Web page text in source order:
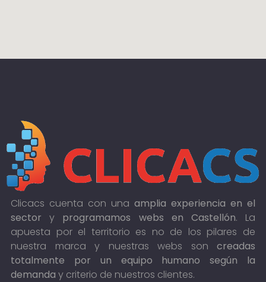
Clicacs cuenta con una amplia experiencia en el
sector y programamos webs en Castellón. La
apuesta por el territorio es no de los pilares de
nuestra marca y nuestras webs son creadas
totalmente por un equipo humano según la
demanda y criterio de nuestros clientes.